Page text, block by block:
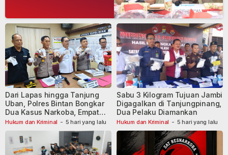
Hukum dan Kriminal - 5 hari yang lalu
Dari Lapas hingga Tanjung
Uban, Polres Bintan Bongkar
Dua Kasus Narkoba, Empat
Tersangka Dibekuk
Hukum dan Kriminal - 5 hari yang lalu
Sabu 3 Kilogram Tujuan Jambi
Digagalkan di Tanjungpinang,
Dua Pelaku Diamankan